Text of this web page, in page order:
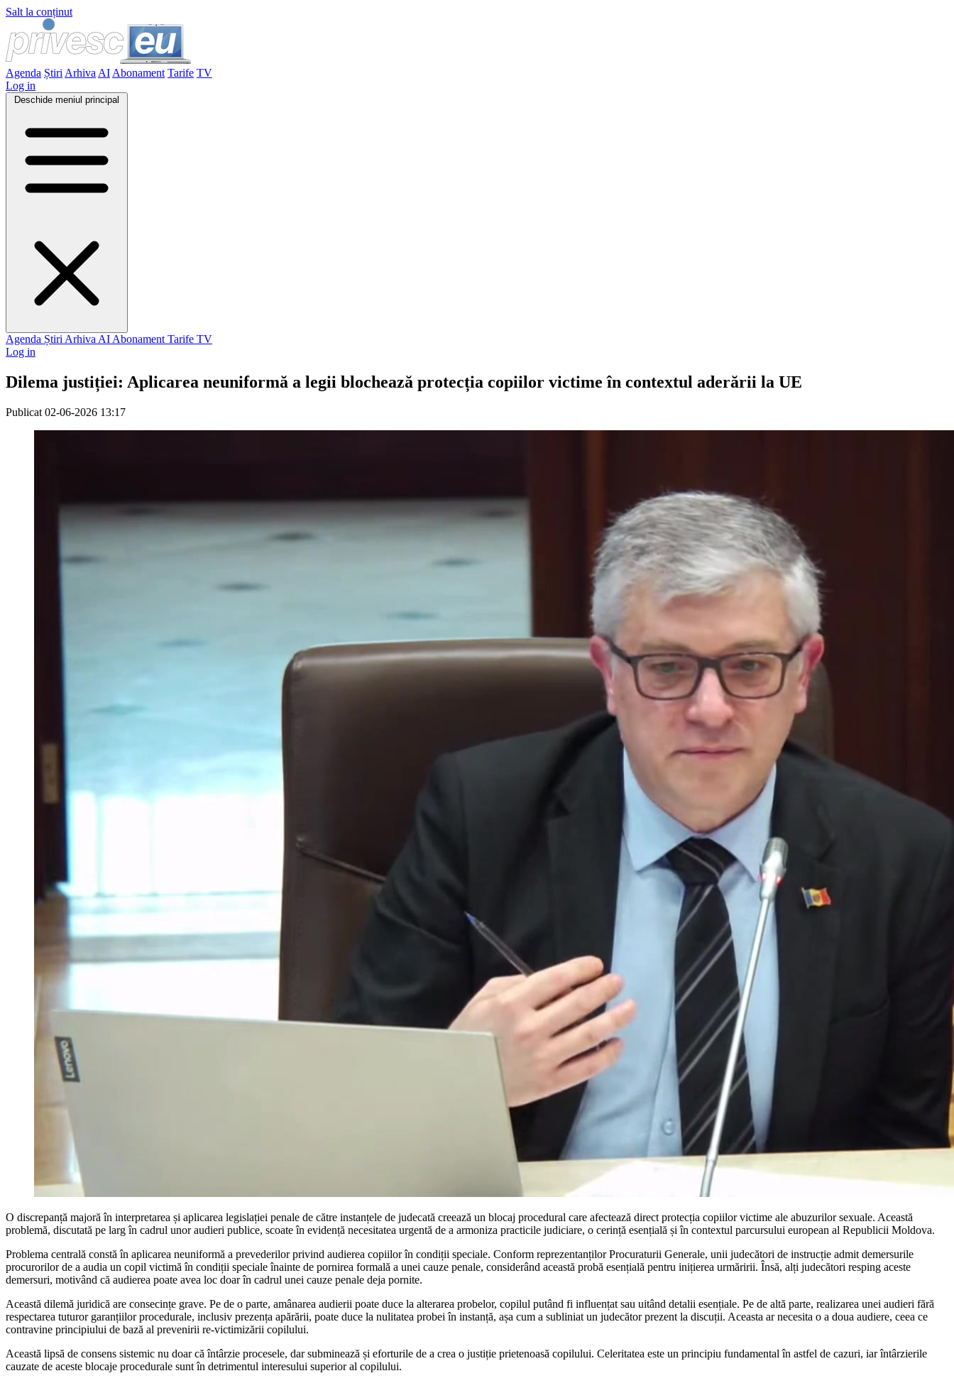
Salt la conținut
Agenda Știri Arhiva AI Abonament Tarife TV
Log in
Deschide meniul principal
Agenda Știri Arhiva AI Abonament Tarife TV
Log in
Dilema justiției: Aplicarea neuniformă a legii blochează protecția copiilor victime în contextul aderării la UE
Publicat 02-06-2026 13:17
O discrepanță majoră în interpretarea și aplicarea legislației penale de către instanțele de judecată creează un blocaj procedural care afectează direct protecția copiilor victime ale abuzurilor sexuale. Această
problemă, discutată pe larg în cadrul unor audieri publice, scoate în evidență necesitatea urgentă de a armoniza practicile judiciare, o cerință esențială și în contextul parcursului european al Republicii Moldova.
Problema centrală constă în aplicarea neuniformă a prevederilor privind audierea copiilor în condiții speciale. Conform reprezentanților Procuraturii Generale, unii judecători de instrucție admit demersurile
procurorilor de a audia un copil victimă în condiții speciale înainte de pornirea formală a unei cauze penale, considerând această probă esențială pentru inițierea urmăririi. Însă, alți judecători resping aceste
demersuri, motivând că audierea poate avea loc doar în cadrul unei cauze penale deja pornite.
Această dilemă juridică are consecințe grave. Pe de o parte, amânarea audierii poate duce la alterarea probelor, copilul putând fi influențat sau uitând detalii esențiale. Pe de altă parte, realizarea unei audieri fără
respectarea tuturor garanțiilor procedurale, inclusiv prezența apărării, poate duce la nulitatea probei în instanță, așa cum a subliniat un judecător prezent la discuții. Aceasta ar necesita o a doua audiere, ceea ce
contravine principiului de bază al prevenirii re-victimizării copilului.
Această lipsă de consens sistemic nu doar că întârzie procesele, dar subminează și eforturile de a crea o justiție prietenoasă copilului. Celeritatea este un principiu fundamental în astfel de cazuri, iar întârzierile
cauzate de aceste blocaje procedurale sunt în detrimentul interesului superior al copilului.